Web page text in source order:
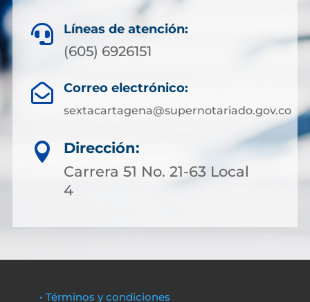
 Líneas de atención:
(605) 6926151
 Correo electrónico:
sextacartagena@supernotariado.gov.co

Dirección:
Carrera 51 No. 21-63 Local
4
• Términos y condiciones